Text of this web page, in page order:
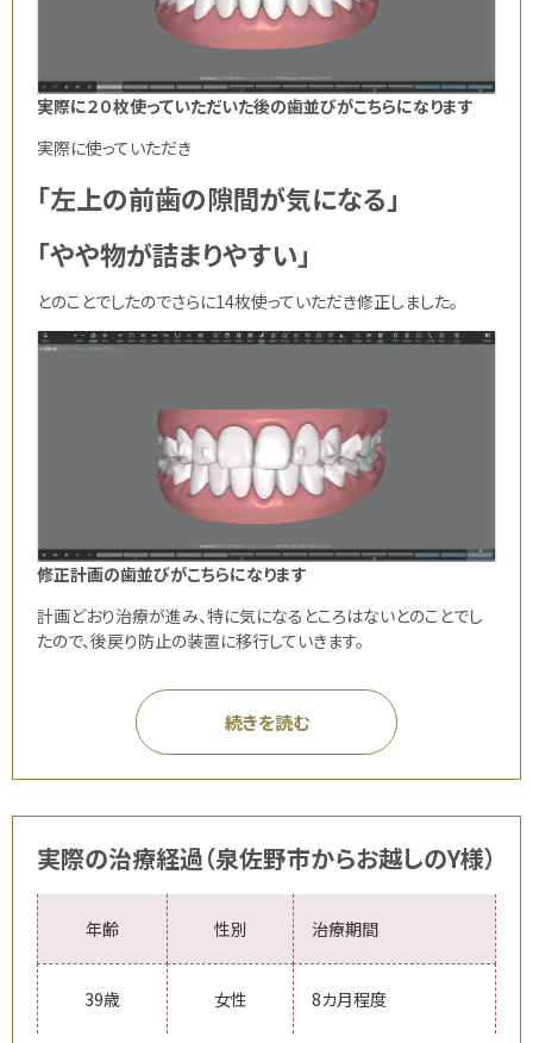
実際に２０枚使っていただいた後の歯並びがこちらになります
実際に使っていただき
「左上の前歯の隙間が気になる」
「やや物が詰まりやすい」
とのことでしたのでさらに14枚使っていただき修正しました。
修正計画の歯並びがこちらになります
計画どおり治療が進み、特に気になるところはないとのことでし
たので、後戻り防止の装置に移行していきます。
続きを読む
実際の治療経過（泉佐野市からお越しのY様）
年齢 性別 治療期間
39歳 女性 8カ月程度